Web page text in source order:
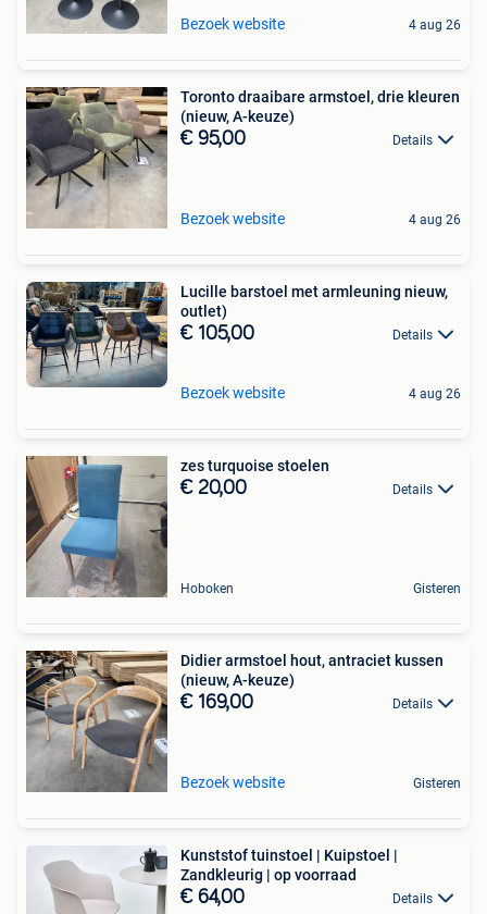
Bezoek website 4 aug 26
Toronto draaibare armstoel, drie kleuren
(nieuw, A-keuze)
€ 95,00 Details
Bezoek website 4 aug 26
Lucille barstoel met armleuning nieuw,
outlet)
€ 105,00 Details
Bezoek website 4 aug 26
zes turquoise stoelen
€ 20,00 Details
Hoboken Gisteren
Didier armstoel hout, antraciet kussen
(nieuw, A-keuze)
€ 169,00 Details
Bezoek website Gisteren
Kunststof tuinstoel | Kuipstoel |
Zandkleurig | op voorraad
€ 64,00 Details